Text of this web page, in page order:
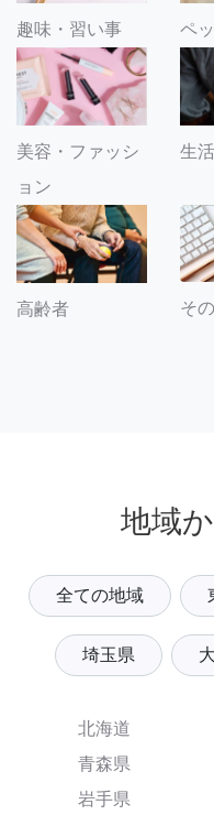
趣味・習い事 ペ
美容・ファッシ
ョン
生
高齢者 そ
地域
全ての地域
埼玉県
北海道
青森県
岩手県